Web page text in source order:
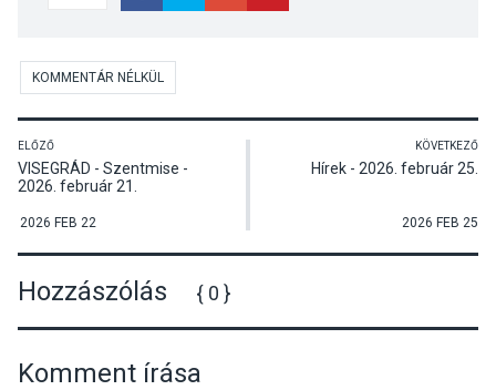
KOMMENTÁR NÉLKÜL
ELŐZŐ
VISEGRÁD - Szentmise -
2026. február 21.
2026 FEB 22
KÖVETKEZŐ
Hírek - 2026. február 25.
2026 FEB 25
Hozzászólás { 0 }
Komment írása